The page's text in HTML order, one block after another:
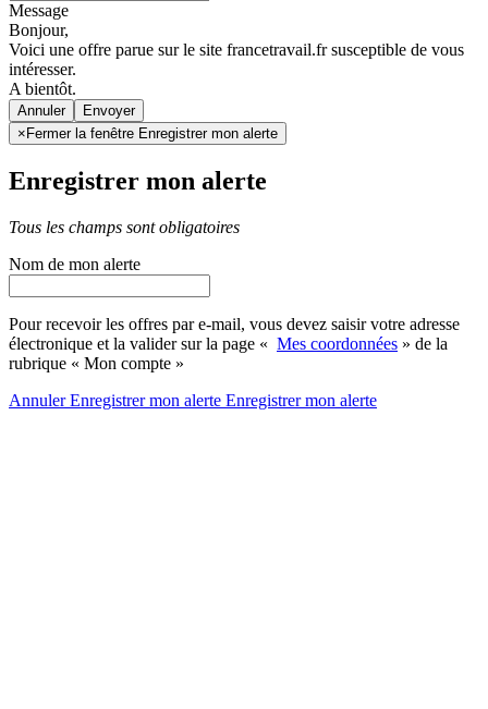
Message
Bonjour,
Voici une offre parue sur le site francetravail.fr susceptible de vous
intéresser.
A bientôt.
Annuler
× Fermer la fenêtre Enregistrer mon alerte
Enregistrer mon alerte
Tous les champs sont obligatoires
Nom de mon alerte
Pour recevoir les offres par e-mail, vous devez saisir votre adresse
électronique et la valider sur la page « Mes coordonnées » de la
rubrique « Mon compte »
AnnulerEnregistrer mon alerte Enregistrermon alerte